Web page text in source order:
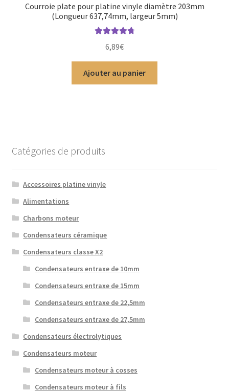
Courroie plate pour platine vinyle diamètre 203mm
(Longueur 637,74mm, largeur 5mm)
sur 5
6,89€
Ajouter au panier
Catégories de produits
Accessoires platine vinyle
Alimentations
Charbons moteur
Condensateurs céramique
Condensateurs classe X2
Condensateurs entraxe de 10mm
Condensateurs entraxe de 15mm
Condensateurs entraxe de 22,5mm
Condensateurs entraxe de 27,5mm
Condensateurs électrolytiques
Condensateurs moteur
Condensateurs moteur à cosses
Condensateurs moteur à fils